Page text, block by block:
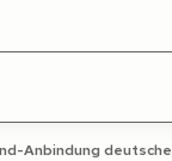
Anbindung